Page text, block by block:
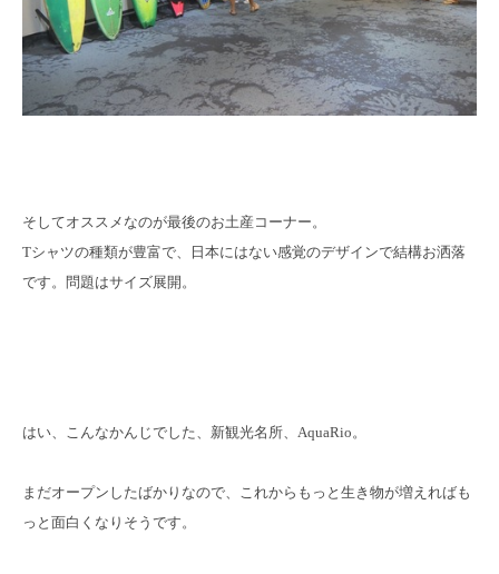
そしてオススメなのが最後のお土産コーナー。
Tシャツの種類が豊富で、日本にはない感覚のデザインで結構お洒落
です。問題はサイズ展開。
はい、こんなかんじでした、新観光名所、AquaRio。
まだオープンしたばかりなので、これからもっと生き物が増えればも
っと面白くなりそうです。